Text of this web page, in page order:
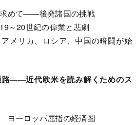
めて――後発諸国の挑戦
20世紀の偉業と悲劇
リカ、ロシア、中国の暗闘が始
――近代欧米を読み解くためのス
ーロッパ屈指の経済圏